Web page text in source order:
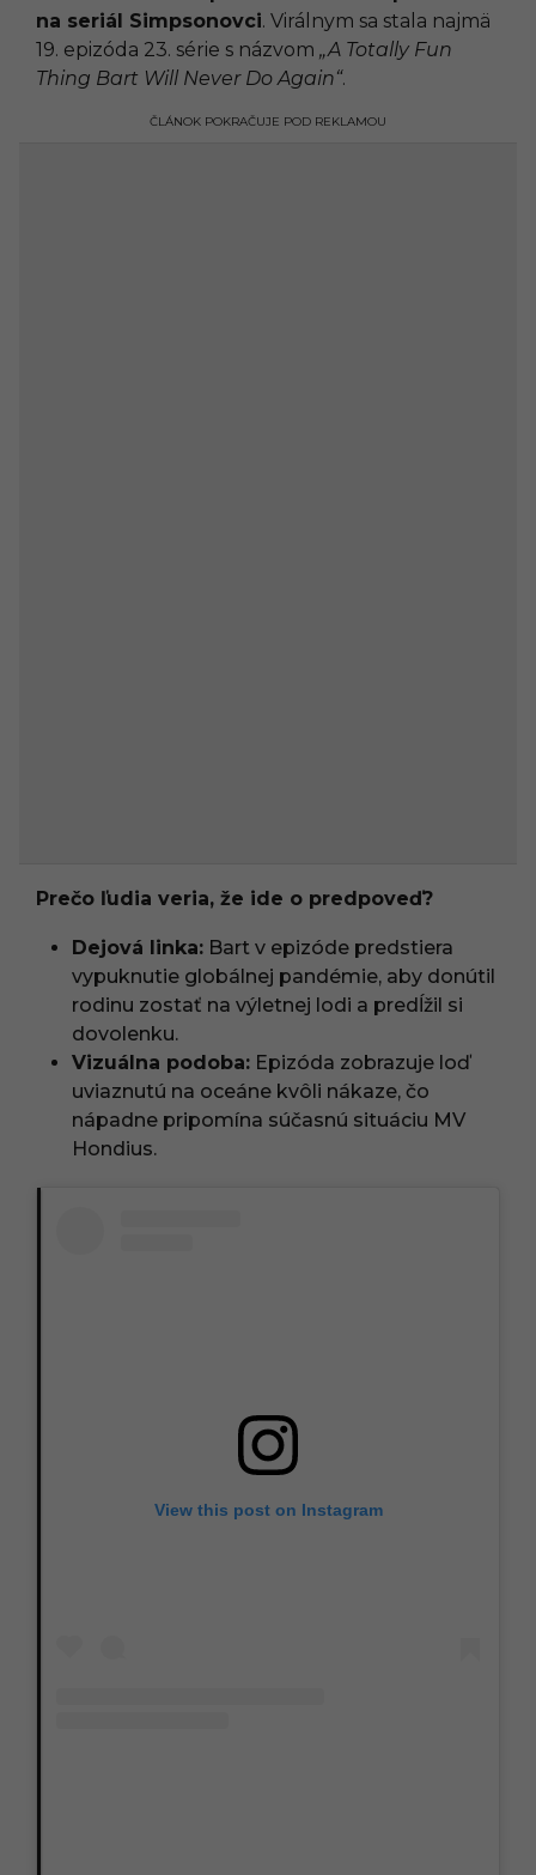
na seriál Simpsonovci. Virálnym sa stala najmä
19. epizóda 23. série s názvom „A Totally Fun
Thing Bart Will Never Do Again“.
ČLÁNOK POKRAČUJE POD REKLAMOU
Prečo ľudia veria, že ide o predpoveď?
Dejová linka: Bart v epizóde predstiera
vypuknutie globálnej pandémie, aby donútil
rodinu zostať na výletnej lodi a predĺžil si
dovolenku.
Vizuálna podoba: Epizóda zobrazuje loď
uviaznutú na oceáne kvôli nákaze, čo
nápadne pripomína súčasnú situáciu MV
Hondius.
View this post on Instagram